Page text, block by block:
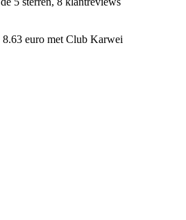
euro met Club Karwei